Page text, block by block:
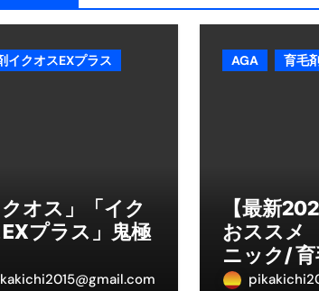
【2026年最新保存版】エアトリ超新春セ
コロナウイルス完全解説ガイド ― 正し
「3秒で整う、新しい栄養補給」 飲む
クリスマスの魔法で、心と未来を彩
【最新】手袋の選び方 完全ガイド｜ス
電気カミソリ完全ガイド｜深剃り・肌へ
補聴器の選び方 完全ガイド｜集音器と
イクオスEXプラス
クオス」「イク
プラス」鬼極
AGA 育毛
【最新
おススメ
ニック/
ン】ラン